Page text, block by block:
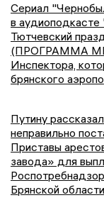
Сериал
в
Тютчевский
(ПРОГРАММА
Инспектора,
брянского
Путину
неправильно
Приставы
завода» для
Брянской